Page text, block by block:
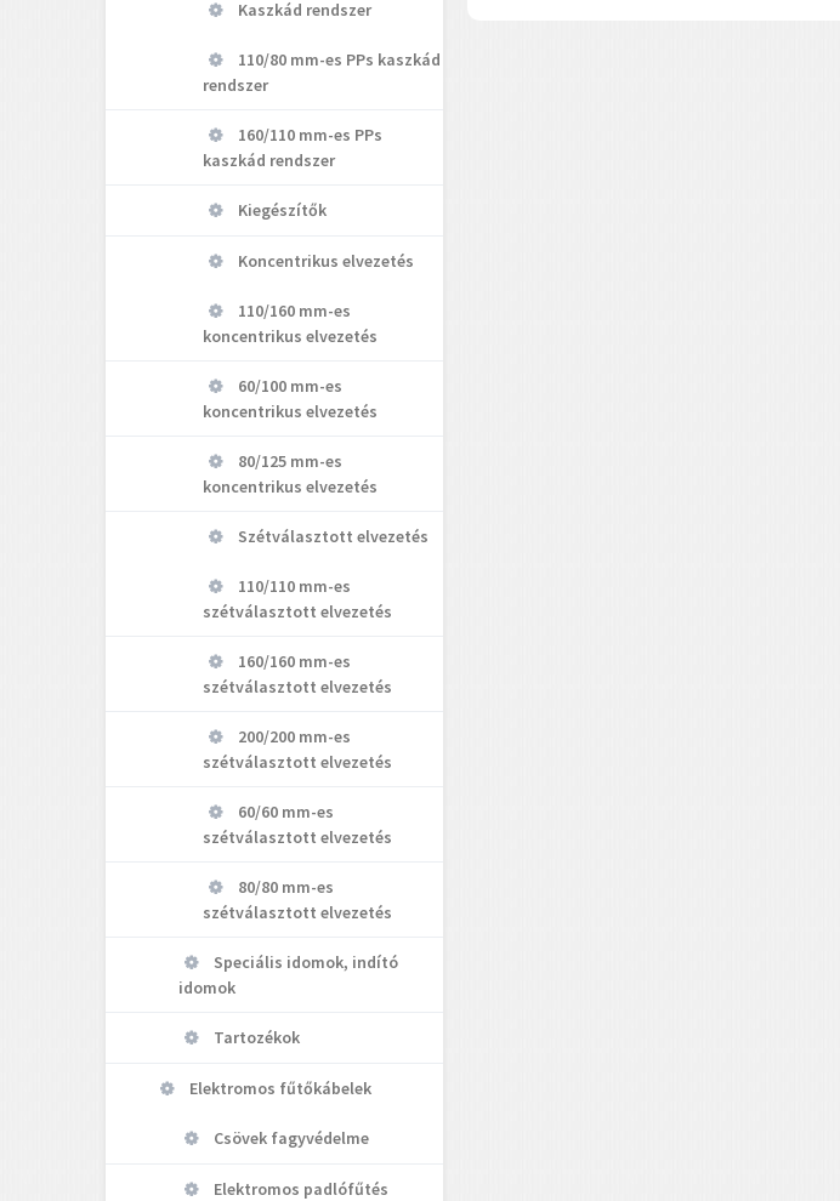
Kaszkád rendszer
110/80 mm-es PPs kaszkád
rendszer
160/110 mm-es PPs
kaszkád rendszer
Kiegészítők
Koncentrikus elvezetés
110/160 mm-es
koncentrikus elvezetés
60/100 mm-es
koncentrikus elvezetés
80/125 mm-es
koncentrikus elvezetés
Szétválasztott elvezetés
110/110 mm-es
szétválasztott elvezetés
160/160 mm-es
szétválasztott elvezetés
200/200 mm-es
szétválasztott elvezetés
60/60 mm-es
szétválasztott elvezetés
80/80 mm-es
szétválasztott elvezetés
Speciális idomok, indító
idomok
Tartozékok
Elektromos fűtőkábelek
Csövek fagyvédelme
Elektromos padlófűtés